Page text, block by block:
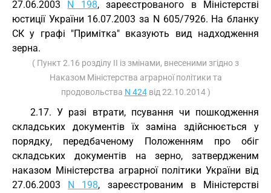
27.06.2003 N 198, зареєстрованого в Міністерстві
юстиції України 16.07.2003 за N 605/7926. На бланку
СК у графі "Примітка" вказують вид надходження
зерна.
( Пункт 2.16 розділу II із змінами, внесеними згідно з
Наказом Міністерства аграрної політики та
продовольства N 424від 22.10.2014 )
2.17. У разі втрати, псування чи пошкодження
складських документів їх заміна здійснюється у
порядку, передбаченому Положенням про обіг
складських документів на зерно, затвердженим
наказом Міністерства аграрної політики України від
27.06.2003 N 198, зареєстрованим в Міністерстві